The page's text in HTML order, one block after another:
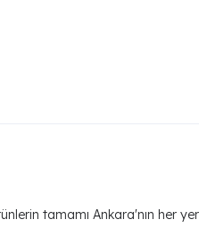
tamamı Ankara'nın her